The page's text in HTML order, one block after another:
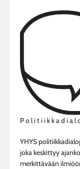
YHYS
joka keskittyy
merkittävään